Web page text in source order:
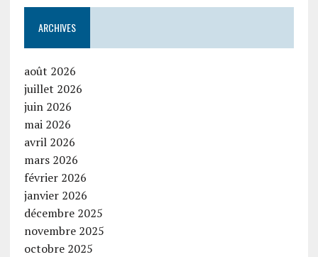
ARCHIVES
août 2026
juillet 2026
juin 2026
mai 2026
avril 2026
mars 2026
février 2026
janvier 2026
décembre 2025
novembre 2025
octobre 2025